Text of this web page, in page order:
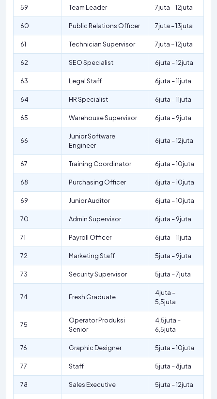
59 Team Leader 7juta – 12juta
60 Public Relations Officer 7juta – 13juta
61 Technician Supervisor 7juta – 12juta
62 SEO Specialist 6juta – 12juta
63 Legal Staff 6juta – 11juta
64 HR Specialist 6juta – 11juta
65 Warehouse Supervisor 6juta – 9juta
66
Junior Software
Engineer
6juta – 12juta
67 Training Coordinator 6juta – 10juta
68 Purchasing Officer 6juta – 10juta
69 Junior Auditor 6juta – 10juta
70 Admin Supervisor 6juta – 9juta
71 Payroll Officer 6juta – 11juta
72 Marketing Staff 5juta – 9juta
73 Security Supervisor 5juta – 7juta
74 Fresh Graduate
4juta –
5,5juta
75
Operator Produksi
Senior
4,5juta –
6,5juta
76 Graphic Designer 5juta – 10juta
77 Staff 5juta – 8juta
78 Sales Executive 5juta – 12juta